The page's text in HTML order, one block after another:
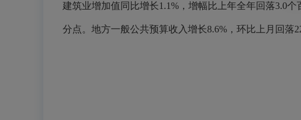
建筑业增加值同比增长1.1%，增幅比上年全年回落3.0
分点。地方一般公共预算收入增长8.6%，环比上月回落